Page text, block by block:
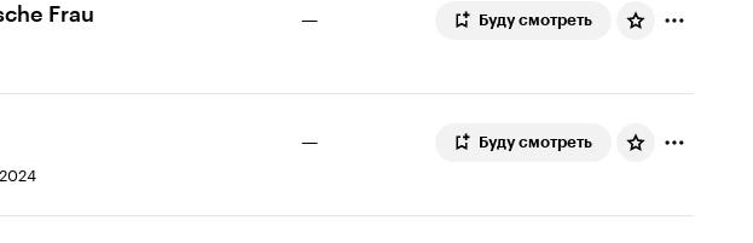
Frau — Буду смотреть
— Буду смотреть